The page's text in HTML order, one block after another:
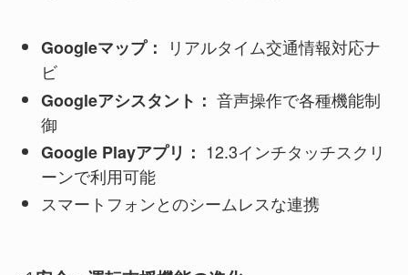
Googleマップ：
リアルタイム交通情報対応ナ
ビ
Googleアシスタント： 音声操作で各種機能制
御
Google Playアプリ： 12.3インチタッチスクリ
ーンで利用可能
スマートフォンとのシームレスな連携